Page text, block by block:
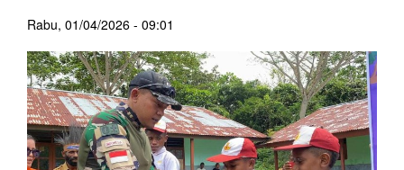
Rabu, 01/04/2026 - 09:01